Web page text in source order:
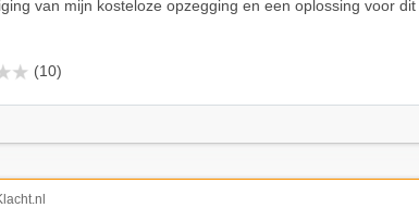
van mijn kosteloze opzegging en een oplossing voor dit
(10)